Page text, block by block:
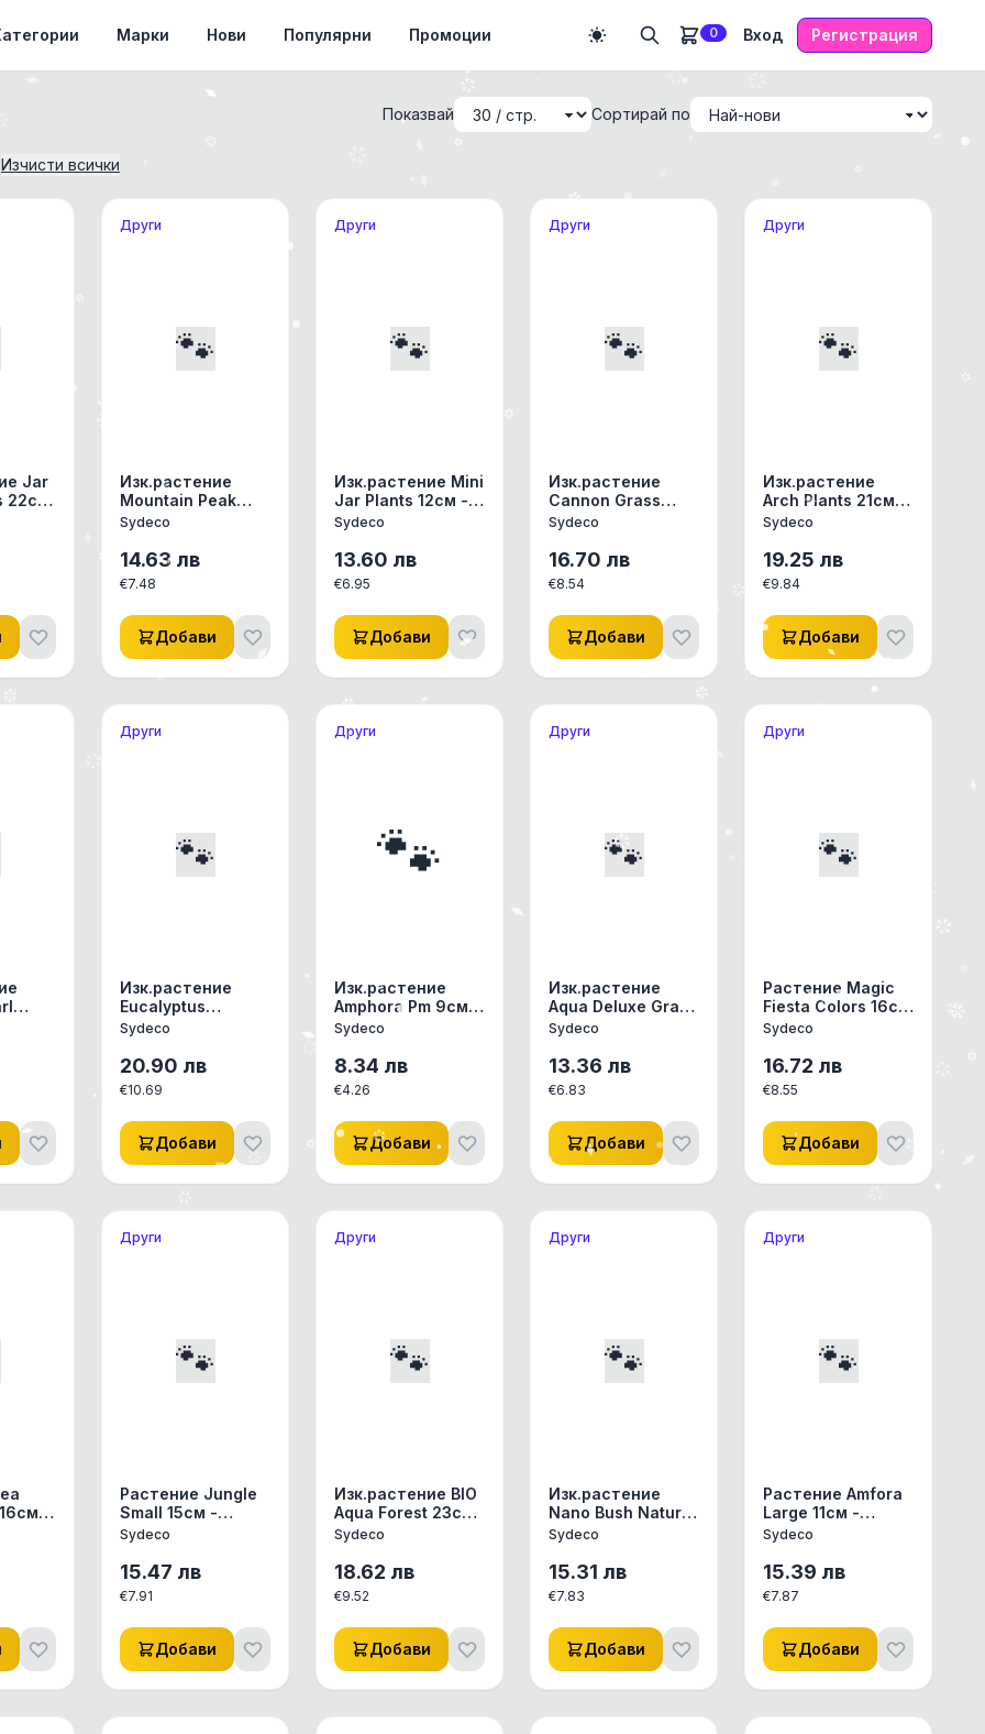
Марки Нови Популярни Промоции 0 Вход Регистрация
Показвай Сортирай по
Изчисти всички
Jar
22см,
Други
🐾
Изк.растение
Mountain Peak
Bush 16см,
Sydeco
14.63 лв
€7.48
Добави
Други
🐾
Изк.растение Mini
Jar Plants 12см -
380483
Sydeco
13.60 лв
€6.95
Добави
Други
🐾
Изк.растение
Cannon Grass
15см, Sydeco,
Sydeco
16.70 лв
€8.54
Добави
Други
🐾
Изк.растение
Arch Plants 21см,
Sydeco, Франция
Sydeco
19.25 лв
€9.84
Добави
Други
🐾
Изк.растение
Eucalyptus
Bouquet 22см -
Sydeco
20.90 лв
€10.69
Добави
Други
🐾
Изк.растение
Amphora Pm 9см -
349000
Sydeco
8.34 лв
€4.26
Добави
Други
🐾
Изк.растение
Aqua Deluxe Grass
7см - 380292
Sydeco
13.36 лв
€6.83
Добави
Други
🐾
Растение Magic
Fiesta Colors 16см
от Sydeco,
Sydeco
16.72 лв
€8.55
Добави
Други
🐾
Растение Jungle
Small 15см -
различни цветове
Франция
Sydeco
15.47 лв
€7.91
Добави
Други
🐾
Изк.растение BIO
Aqua Forest 23см
- 385010
Sydeco
18.62 лв
€9.52
Добави
Други
🐾
Изк.растение
Nano Bush Natural
9см - 350146
Sydeco
15.31 лв
€7.83
Добави
Други
🐾
Растение Amfora
Large 11см -
различни цветове
Франция
Sydeco
15.39 лв
€7.87
Добави